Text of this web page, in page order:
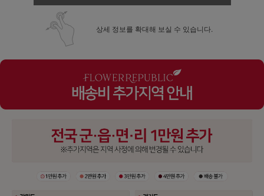
상세 정보를 확대해 보실 수 있습니다.